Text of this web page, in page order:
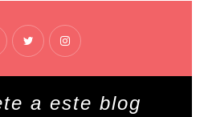
a este blog